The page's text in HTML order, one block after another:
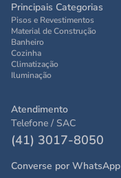
Principais Categorias
Pisos e Revestimentos
Material de Construção
Banheiro
Cozinha
Climatização
Iluminação
Atendimento
Telefone / SAC
(41) 3017-8050
Converse por WhatsApp